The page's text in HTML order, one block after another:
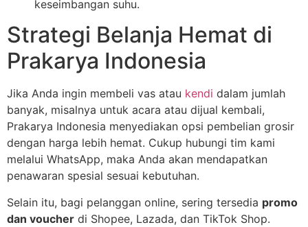
keseimbangan suhu.
Strategi Belanja Hemat di
Prakarya Indonesia
Jika Anda ingin membeli vas atau kendi dalam jumlah
banyak, misalnya untuk acara atau dijual kembali,
Prakarya Indonesia menyediakan opsi pembelian grosir
dengan harga lebih hemat. Cukup hubungi tim kami
melalui WhatsApp, maka Anda akan mendapatkan
penawaran spesial sesuai kebutuhan.
Selain itu, bagi pelanggan online, sering tersedia promo
dan voucher di Shopee, Lazada, dan TikTok Shop.